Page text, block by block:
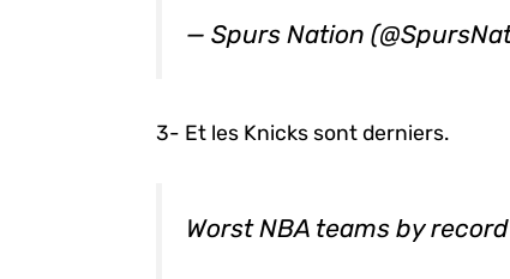
— Spurs Nation
3- Et les Knicks sont derniers.
Worst NBA teams by